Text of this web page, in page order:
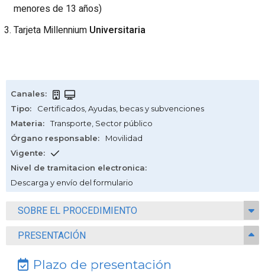
menores de 13 años)
Tarjeta Millennium Universitaria
Canales:
Tipo: Certificados Ayudas, becas y subvenciones
Materia: Transporte Sector público
Órgano responsable:
Movilidad
Vigente:
Nivel de tramitacion electronica:
Descarga y envío del formulario
SOBRE EL PROCEDIMIENTO
PRESENTACIÓN
Plazo de presentación